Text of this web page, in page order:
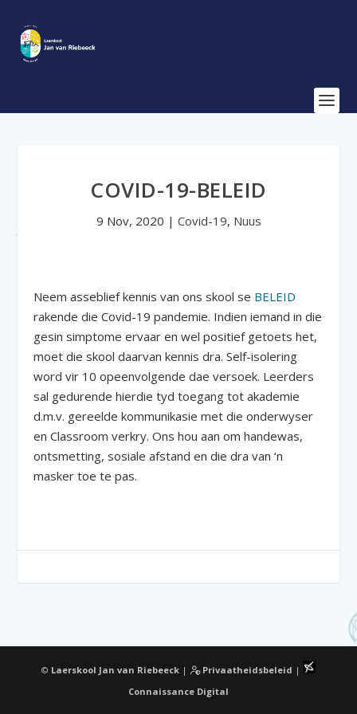
COVID-19-BELEID
9 Nov, 2020 | Covid-19, Nuus
Neem asseblief kennis van ons skool se BELEID
rakende die Covid-19 pandemie. Indien iemand in die
gesin simptome ervaar en wel positief getoets het,
moet die skool daarvan kennis dra. Self-isolering
word vir 10 opeenvolgende dae versoek. Leerders
sal gedurende hierdie tyd toegang tot akademie
d.m.v. gereelde kommunikasie met die onderwyser
en Classroom verkry. Ons hou aan om handewas,
ontsmetting, sosiale afstand en die dra van ‘n
masker toe te pas.
© Laerskool Jan van Riebeeck| Privaatheidsbeleid |
Connaissance Digital